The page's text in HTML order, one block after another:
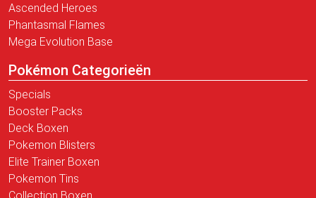
Ascended Heroes
Phantasmal Flames
Mega Evolution Base
Pokémon Categorieën
Specials
Booster Packs
Deck Boxen
Pokemon Blisters
Elite Trainer Boxen
Pokemon Tins
Collection Boxen